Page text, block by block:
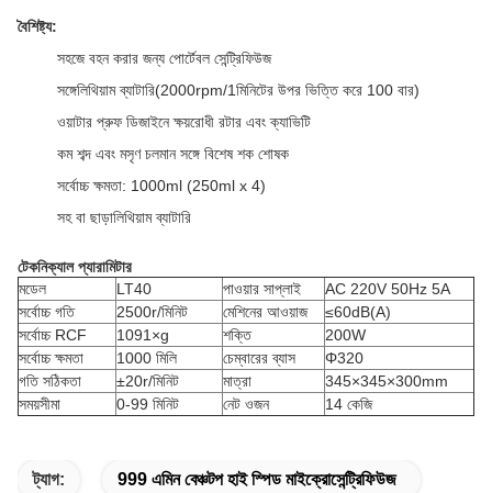
বৈশিষ্ট্য:
সহজে বহন করার জন্য পোর্টেবল সেন্ট্রিফিউজ
সঙ্গেলিথিয়াম ব্যাটারি(2000rpm/1মিনিটের উপর ভিত্তি করে 100 বার)
ওয়াটার প্রুফ ডিজাইনে ক্ষয়রোধী রটার এবং ক্যাভিটি
কম শব্দ এবং মসৃণ চলমান সঙ্গে বিশেষ শক শোষক
সর্বোচ্চ ক্ষমতা: 1000ml (250ml x 4)
সহ বা ছাড়ালিথিয়াম ব্যাটারি
টেকনিক্যাল প্যারামিটার
মডেল
LT40 পাওয়ার সাপ্লাই
AC 220V 50Hz 5A
সর্বোচ্চ গতি
2500r/মিনিট মেশিনের আওয়াজ
≤60dB(A)
সর্বোচ্চ RCF
1091×g শক্তি
200W
সর্বোচ্চ ক্ষমতা
1000 মিলি চেম্বারের ব্যাস
Φ320
গতি সঠিকতা
±20r/মিনিট মাত্রা
345×345×300mm
সময়সীমা
0-99 মিনিট নেট ওজন 14 কেজি
ট্যাগ: 999 এমিন বেঞ্চটপ হাই স্পিড মাইক্রোসেন্ট্রিফিউজ